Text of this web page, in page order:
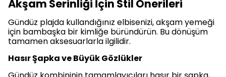
Akşam Serinliği İçin Stil Önerileri
Gündüz plajda kullandığınız elbisenizi, akşam yemeği
için bambaşka bir kimliğe büründürün. Bu dönüşüm
tamamen aksesuarlarla ilgilidir.
Hasır Şapka ve Büyük Gözlükler